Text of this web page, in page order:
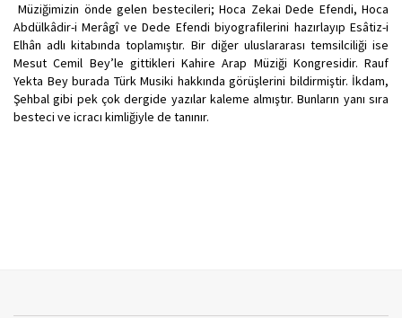
Müziğimizin önde gelen bestecileri; Hoca Zekai Dede Efendi, Hoca
Abdülkâdir-i Merâgî ve Dede Efendi biyografilerini hazırlayıp Esâtiz-i
Elhân adlı kitabında toplamıştır. Bir diğer uluslararası temsilciliği ise
Mesut Cemil Bey’le gittikleri Kahire Arap Müziği Kongresidir. Rauf
Yekta Bey burada Türk Musiki hakkında görüşlerini bildirmiştir. İkdam,
Şehbal gibi pek çok dergide yazılar kaleme almıştır. Bunların yanı sıra
besteci ve icracı kimliğiyle de tanınır.